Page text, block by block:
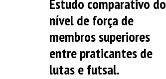
nível de força de
membros superiores
entre praticantes de
lutas e futsal.